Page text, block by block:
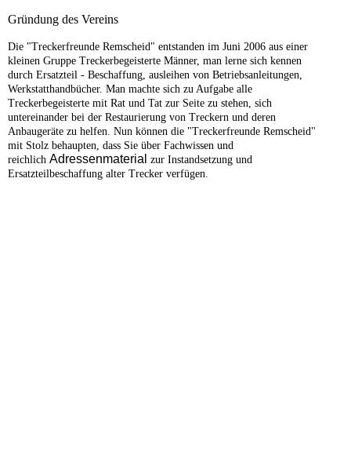
Gründung des Vereins
Die "Treckerfreunde Remscheid" entstanden im Juni 2006 aus einer
kleinen Gruppe Treckerbegeisterte Männer, man lerne sich kennen
durch Ersatzteil - Beschaffung, ausleihen von Betriebsanleitungen,
Werkstatthandbücher. Man machte sich zu Aufgabe alle
Treckerbegeisterte mit Rat und Tat zur Seite zu stehen, sich
untereinander bei der Restaurierung von Treckern und deren
Anbaugeräte zu helfen. Nun können die "Treckerfreunde Remscheid"
mit Stolz behaupten, dass Sie über Fachwissen und
reichlich Adressenmaterial zur Instandsetzung und
Ersatzteilbeschaffung alter Trecker verfügen.